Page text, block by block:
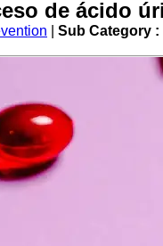
de ácido
Sub Category :